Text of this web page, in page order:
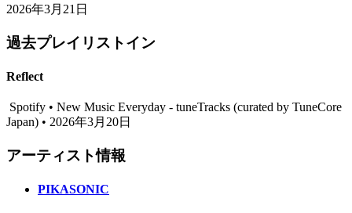
2026年3月21日
過去プレイリストイン
Reflect
Spotify • New Music Everyday - tuneTracks (curated by TuneCore
Japan) • 2026年3月20日
アーティスト情報
PIKASONIC